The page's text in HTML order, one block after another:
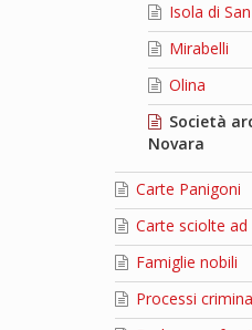
Isola di
Mirabelli
Olina
Società
Novara
Carte Panigoni
Carte sciolte ad
Famiglie nobili
Processi